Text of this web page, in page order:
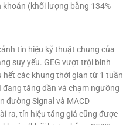
(khối lượng bằng 134%
tín hiệu kỹ thuật chung của
suy yếu. GEG vượt trội bình
các khung thời gian từ 1 tuần
đang tăng dần và chạm ngưỡng
đường Signal và MACD
ra, tín hiệu tăng giá cũng được